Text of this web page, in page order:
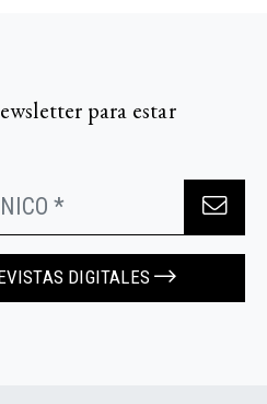
para estar
DIGITALES